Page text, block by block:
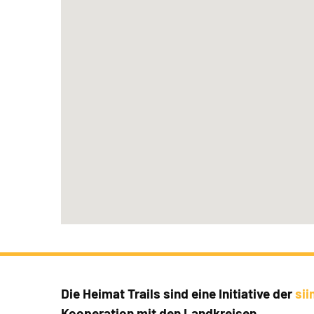
Die Heimat Trails sind eine Initiative der